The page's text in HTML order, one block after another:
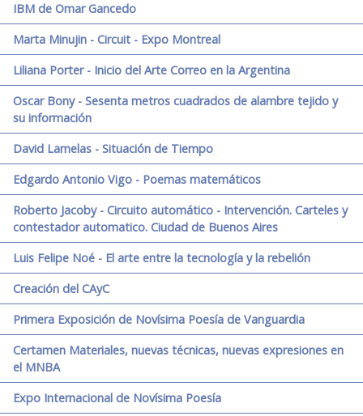
IBM de Omar Gancedo
Marta Minujin - Circuit - Expo Montreal
Liliana Porter - Inicio del Arte Correo en la Argentina
Oscar Bony - Sesenta metros cuadrados de alambre tejido y
su información
David Lamelas - Situación de Tiempo
Edgardo Antonio Vigo - Poemas matemáticos
Roberto Jacoby - Circuito automático - Intervención. Carteles y
contestador automatico. Ciudad de Buenos Aires
Luis Felipe Noé - El arte entre la tecnología y la rebelión
Creación del CAyC
Primera Exposición de Novísima Poesía de Vanguardia
Certamen Materiales, nuevas técnicas, nuevas expresiones en
el MNBA
Expo Internacional de Novísima Poesía